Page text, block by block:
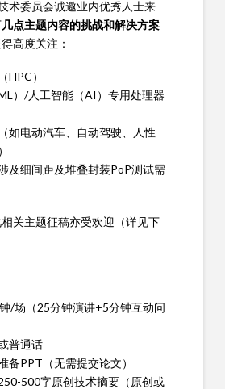
术委员会诚邀业内优秀人士来
几点主题内容的挑战和解决方案
高度关注：
HPC）
）/人工智能（AI）专用处理器
如电动汽车、自动驾驶、人性
及细间距及堆叠封装PoP测试需
关主题征稿亦受欢迎（详见下
/场（25分钟演讲+5分钟互动问
普通话
备PPT（无需提交论文）
500字原创技术摘要（原创或